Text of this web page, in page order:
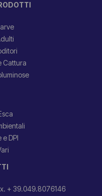
Cattura
DPI
+ 39.049.8076146